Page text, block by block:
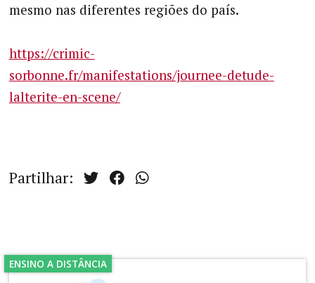
mesmo nas diferentes regiões do país.
https://crimic-
sorbonne.fr/manifestations/journee-detude-
lalterite-en-scene/
Partilhar:
ENSINO A DISTÂNCIA